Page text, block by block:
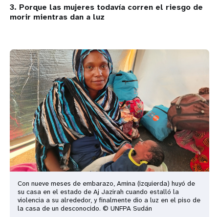
3. Porque las mujeres todavía corren el riesgo de
morir mientras dan a luz
Con nueve meses de embarazo, Amina (izquierda) huyó de
su casa en el estado de Aj Jazirah cuando estalló la
violencia a su alrededor, y finalmente dio a luz en el piso de
la casa de un desconocido. © UNFPA Sudán